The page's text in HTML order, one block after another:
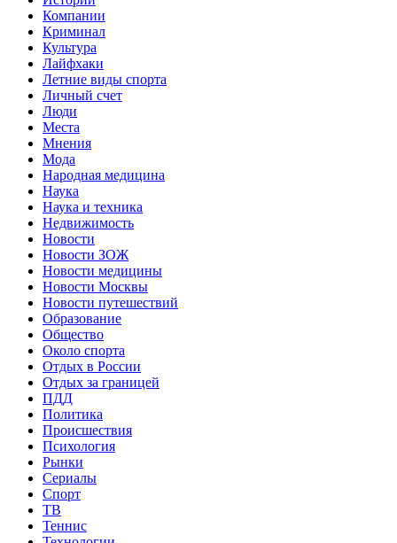
Компании
Криминал
Культура
Лайфхаки
Летние виды спорта
Личный счет
Люди
Места
Мнения
Мода
Народная медицина
Наука
Наука и техника
Недвижимость
Новости
Новости ЗОЖ
Новости медицины
Новости Москвы
Новости путешествий
Образование
Общество
Около спорта
Отдых в России
Отдых за границей
ПДД
Политика
Происшествия
Психология
Рынки
Сериалы
Спорт
ТВ
Теннис